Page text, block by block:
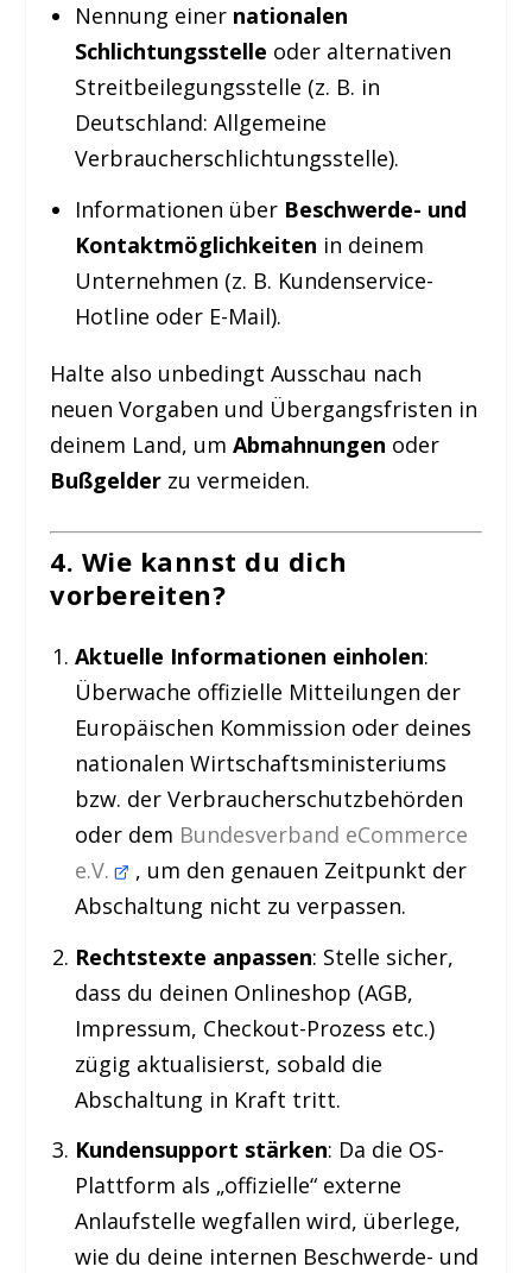
Nennung einer nationalen
Schlichtungsstelle oder alternativen
Streitbeilegungsstelle (z. B. in
Deutschland: Allgemeine
Verbraucherschlichtungsstelle).
Informationen über Beschwerde- und
Kontaktmöglichkeiten in deinem
Unternehmen (z. B. Kundenservice-
Hotline oder E-Mail).
Halte also unbedingt Ausschau nach
neuen Vorgaben und Übergangsfristen in
deinem Land, umAbmahnungen oder
Bußgelder zu vermeiden.
4. Wie kannst du dich
vorbereiten?
Aktuelle Informationen einholen:
Überwache offizielle Mitteilungen der
Europäischen Kommission oder deines
nationalen Wirtschaftsministeriums
bzw. der Verbraucherschutzbehörden
oder dem Bundesverband eCommerce
e.V.
, um den genauen Zeitpunkt der
Abschaltung nicht zu verpassen.
Rechtstexte anpassen: Stelle sicher,
dass du deinen Onlineshop (AGB,
Impressum, Checkout-Prozess etc.)
zügig aktualisierst, sobald die
Abschaltung in Kraft tritt.
Kundensupport stärken: Da die OS-
Plattform als „offizielle“ externe
Anlaufstelle wegfallen wird, überlege,
wie du deine internen Beschwerde- und